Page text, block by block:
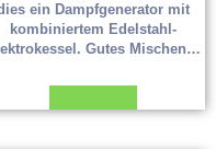
ein Dampfgenerator mit
kombiniertem Edelstahl-
Gutes Mischen…